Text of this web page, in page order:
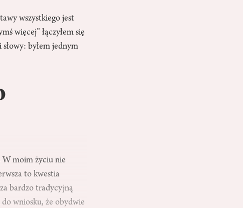
wszystkiego jest
więcej” łączyłem się
byłem jednym
W moim życiu nie
to kwestia
bardzo tradycyjną
wniosku, że obydwie